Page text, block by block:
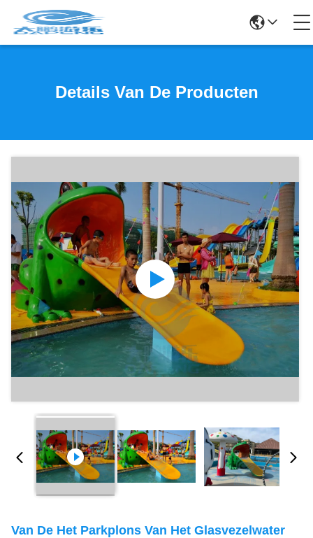
Details Van De Producten
Van De Het Parkplons Van Het Glasvezelwater